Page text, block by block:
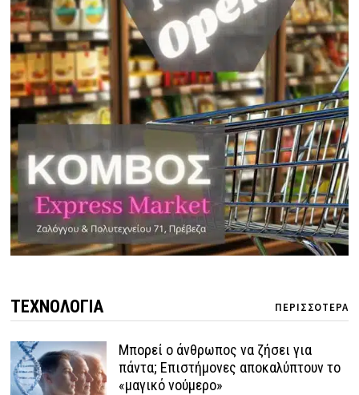
ΤΕΧΝΟΛΟΓΙΑ ΠΕΡΙΣΣΟΤΕΡΑ
Μπορεί ο άνθρωπος να ζήσει για
πάντα; Επιστήμονες αποκαλύπτουν το
«μαγικό νούμερο»